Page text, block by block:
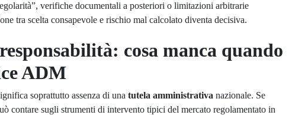
verifiche documentali a posteriori o limitazioni arbitrarie
tra scelta consapevole e rischio mal calcolato diventa decisiva.
cosa manca quando
ADM
soprattutto assenza di una tutela amministrativa nazionale. Se
contare sugli strumenti di intervento tipici del mercato regolamentato in